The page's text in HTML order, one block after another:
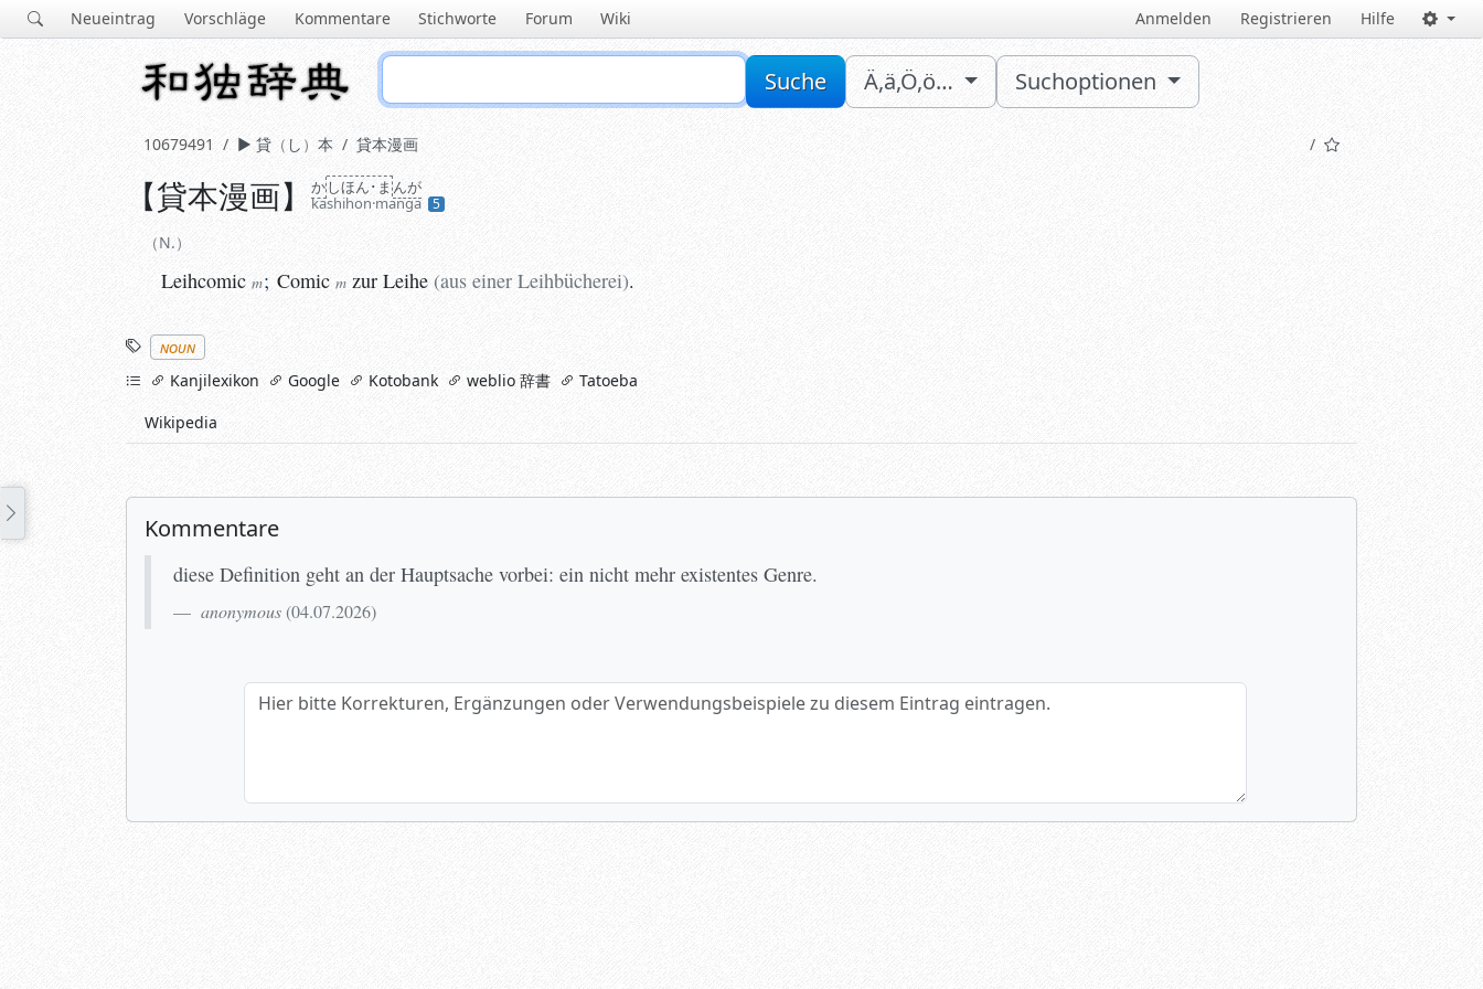
Neueintrag Vorschläge Kommentare Stichworte Forum Wiki Anmelden Registrieren Hilfe
Suche Ä,ä,Ö,ö… Suchoptionen
10679491 貸 し 本 貸本漫画
N.
Leihcomic
【貸本漫画】 かしほん･まんが
kashihon·manga 5
N.
Leihcomic m; Comic m zur Leihe (aus einer Leihbücherei).
Stichworte
noun
linksKanjilexikon Google Kotobank weblio 辞書
Tatoeba
Wikipedia
Kommentare
diese Definition geht an der Hauptsache vorbei: ein nicht mehr existentes Genre.
anonymous (04.07.2026)
Hier bitte Korrekturen, Ergänzungen oder Verwendungsbeispiele zu diesem Eintrag eintragen.